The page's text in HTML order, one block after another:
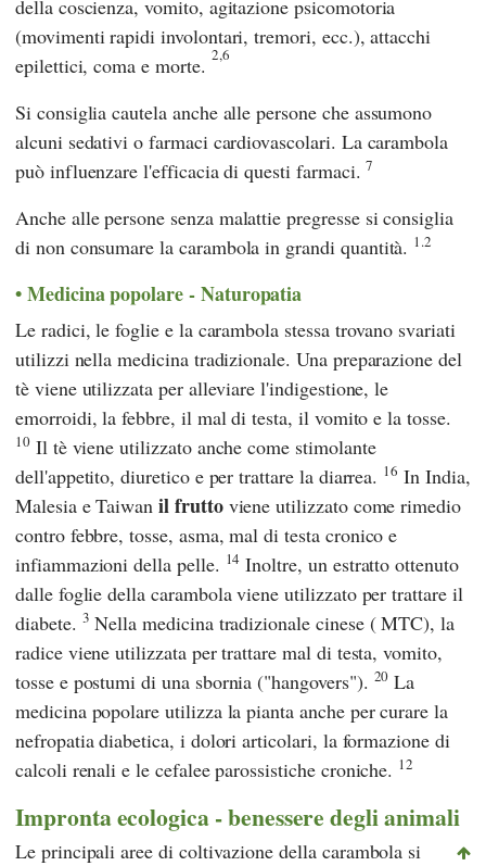
della coscienza, vomito, agitazione psicomotoria
(movimenti rapidi involontari, tremori, ecc.), attacchi
epilettici, coma e morte. 2,6
Si consiglia cautela anche alle persone che assumono
alcuni sedativi o farmaci cardiovascolari. La carambola
può influenzare l'efficacia di questi farmaci.7
Anche alle persone senza malattie pregresse si consiglia
di non consumare la carambola in grandi quantità. 1.2
Medicina popolare - Naturopatia
Le radici, le foglie e la carambola stessa trovano svariati
utilizzi nella medicina tradizionale. Una preparazione del
tè viene utilizzata per alleviare l'indigestione, le
emorroidi, la febbre, il mal di testa, il vomito e la tosse.
10Il tè viene utilizzato anche come stimolante
dell'appetito, diuretico e per trattare la diarrea. 16 In India,
Malesia e Taiwanil fruttoviene utilizzato come rimedio
contro febbre, tosse, asma, mal di testa cronico e
infiammazioni della pelle. 14 Inoltre, un estratto ottenuto
dalle foglie della carambola viene utilizzato per trattare il
diabete. 3 Nella medicina tradizionale cinese (MTC), la
radice viene utilizzata per trattare mal di testa, vomito,
tosse e postumi di una sbornia ("hangovers"). 20 La
medicina popolare utilizza la pianta anche per curare la
nefropatia diabetica, i dolori articolari, la formazione di
calcoli renali e le cefalee parossistiche croniche. 12
Impronta ecologica - benessere degli animali
Le principali aree di coltivazione della carambola si